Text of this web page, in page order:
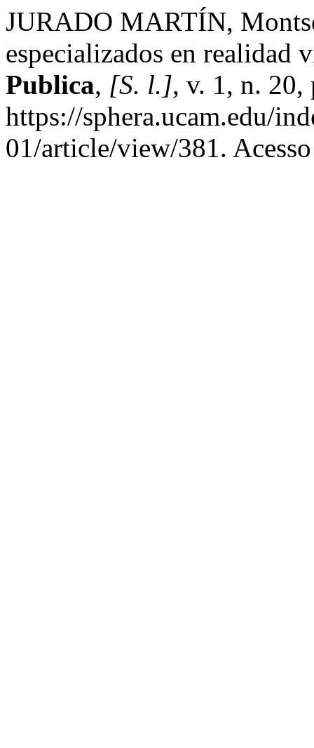
JURADO MARTÍN,
especializados en realidad
Publica, [S. l.], v. 1, n.
https://sphera.ucam.edu/
01/article/view/381.